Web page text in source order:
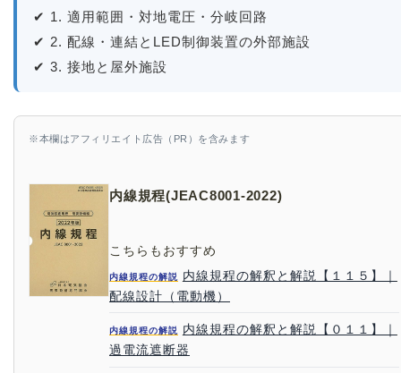
✔ 1. 適用範囲・対地電圧・分岐回路
✔ 2. 配線・連結とLED制御装置の外部施設
✔ 3. 接地と屋外施設
※本欄はアフィリエイト広告（PR）を含みます
内線規程(JEAC8001-2022)
こちらもおすすめ
内線規程の解説
内線規程の解釈と解説【１１５】｜
配線設計（電動機）
内線規程の解説
内線規程の解釈と解説【０１１】｜
過電流遮断器